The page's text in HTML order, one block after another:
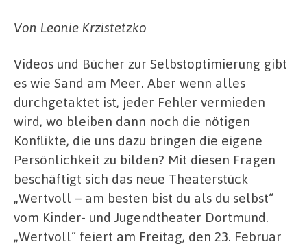
Von Leonie Krzistetzko
Videos und Bücher zur Selbstoptimierung gibt
es wie Sand am Meer. Aber wenn alles
durchgetaktet ist, jeder Fehler vermieden
wird, wo bleiben dann noch die nötigen
Konflikte, die uns dazu bringen die eigene
Persönlichkeit zu bilden? Mit diesen Fragen
beschäftigt sich das neue Theaterstück
„Wertvoll – am besten bist du als du selbst“
vom Kinder- und Jugendtheater Dortmund.
„Wertvoll“ feiert am Freitag, den 23. Februar